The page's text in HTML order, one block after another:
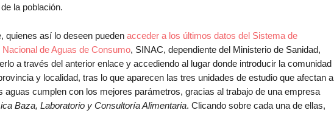
la población.
quienes así lo deseen pueden acceder a los últimos datos del Sistema de
de Aguas de Consumo, SINAC, dependiente del Ministerio de Sanidad,
a través del anterior enlace y accediendo al lugar donde introducir la comunidad
y localidad, tras lo que aparecen las tres unidades de estudio que afectan a
aguas cumplen con los mejores parámetros, gracias al trabajo de una empresa
Baza, Laboratorio y Consultoría Alimentaria. Clicando sobre cada una de ellas,